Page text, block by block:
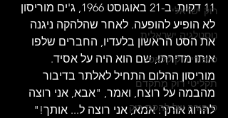
רוק ישראלי
נוסטלגיה ישראלית
סיפורי רוק קלאסי
תקליטי רוק מתקדם
סיפורה של להקת רוק
11 דקות. ב-21 באוגוסט 1966, ג'ים מוריסון
לא הופיע להופעה. לאחר שהלהקה ניגנה
את הסט הראשון בלעדיו, החברים שלפו
אותו מדירתו, שם הוא היה על אסיד.
מוריסון ההלום התחיל לאלתר בדיבור
מהבמה על רוצח, ואמר, "אבא, אני רוצה
להרוג אותך. אמא, אני רוצה ל... אותך!"